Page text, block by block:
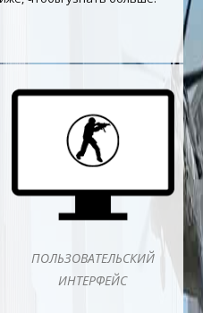
ПОЛЬЗОВАТЕЛЬСКИЙ
ИНТЕРФЕЙС